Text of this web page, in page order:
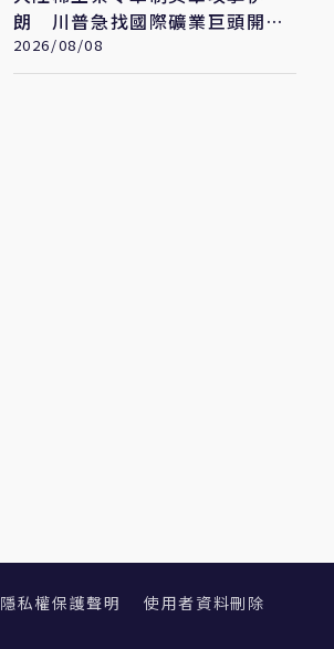
朗 川普急找國際礦業巨頭開會
反制
2026/08/08
隱私權保護聲明 使用者資料刪除